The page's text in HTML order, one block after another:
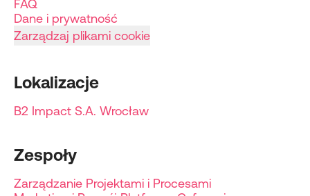
FAQ
Dane i prywatność
Zarządzaj plikami cookie
Lokalizacje
B2 Impact S.A. Wrocław
Zespoły
Zarządzanie Projektami i Procesami